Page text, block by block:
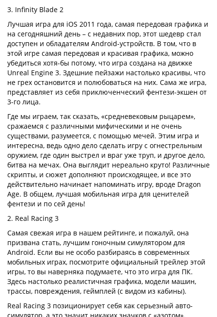
3. Infinity Blade 2
Лучшая игра для iOS 2011 года, самая передовая графика и
на сегодняшний день – с недавних пор, этот шедевр стал
доступен и обладателям Android-устройств. В том, что в
этой игре самая передовая и красивая графика, можно
убедиться хотя-бы потому, что игра cоздана на движке
Unreal Engine 3. Здешние пейзажи настолько красивы, что
не грех остановится и полюбоваться на них. Сама же игра,
представляет из себя приключенческий фентези-экшен от
3-го лица.
Где мы играем, так сказать, «средневековым рыцарем»,
сражаемся с различными мифическими и не очень
существами, разумеется, с помощью мечей. Этим игра и
интересна, ведь одно дело сделать игру с огнестрельным
оружием, где один выстрел и враг уже труп, и другое дело,
битва на мечах. Она выглядит нереально круто! Различные
скрипты, и сюжет дополняют происходящее, и все это
действительно начинает напоминать игру, вроде Dragon
Age. В общем, лучшая мобильная игра для ценителей
фентези и по сей день!
2. Real Racing 3
Самая свежая игра в нашем рейтинге, и пожалуй, она
призвана стать, лучшим гоночным симулятором для
Android. Если вы не особо разбираясь в современных
мобильных играх, посмотрите официальный трейлер этой
игры, то вы наверняка подумаете, что это игра для ПК.
Здесь настолько реалистичная графика, модели машин,
трассы, повреждения, геймплей (с видом из кабины).
Real Racing 3 позиционирует себя как серьезный авто-